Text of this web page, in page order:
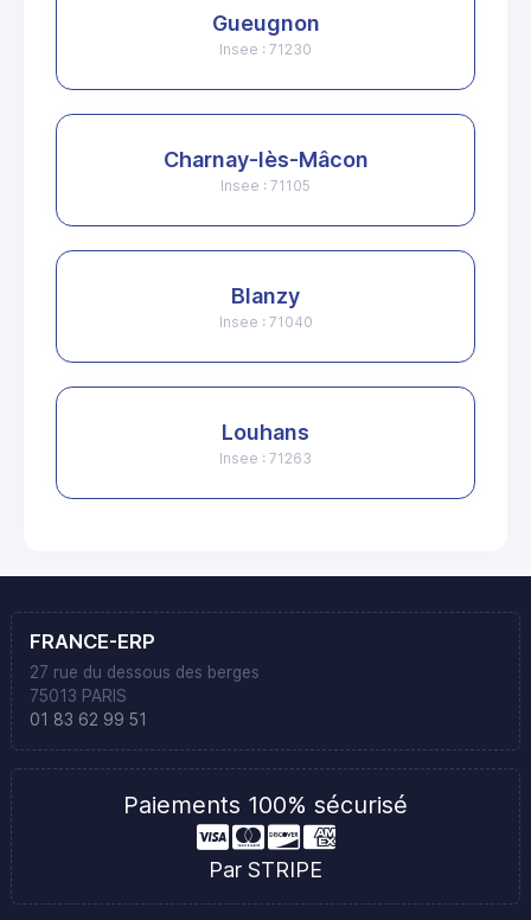
Gueugnon
Insee : 71230
Charnay-lès-Mâcon
Insee : 71105
Blanzy
Insee : 71040
Louhans
Insee : 71263
FRANCE-ERP
27 rue du dessous des berges
75013 PARIS
01 83 62 99 51
Paiements 100% sécurisé
Par STRIPE